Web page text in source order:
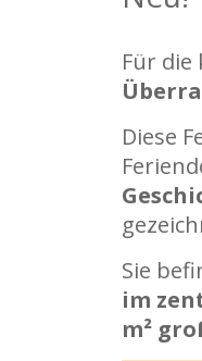
Für die
Diese
Sie
im
m²